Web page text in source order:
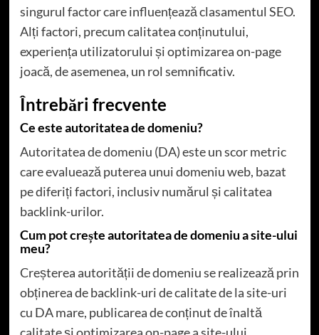
singurul factor care influențează clasamentul SEO.
Alți factori, precum calitatea conținutului,
experiența utilizatorului și optimizarea on-page
joacă, de asemenea, un rol semnificativ.
Întrebări frecvente
Ce este autoritatea de domeniu?
Autoritatea de domeniu (DA) este un scor metric
care evaluează puterea unui domeniu web, bazat
pe diferiți factori, inclusiv numărul și calitatea
backlink-urilor.
Cum pot crește autoritatea de domeniu a site-ului
meu?
Creșterea autorității de domeniu se realizează prin
obținerea de backlink-uri de calitate de la site-uri
cu DA mare, publicarea de conținut de înaltă